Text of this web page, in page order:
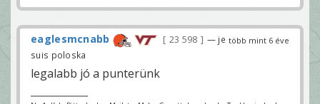
több mint 6 éve
eaglesmcnabb 23 598
— je
suis poloska
legalabb jó a punterünk